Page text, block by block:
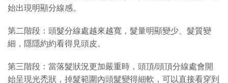
始出現明顯分線感。
第二階段：頭髮分線處越來越寬，髮量明顯變少、髮質變
細，隱隱約約看得見頭皮。
第三階段：當落髮狀況更加嚴重時，頭頂/頭頂分線處會開
始呈現光禿狀，掉髮範圍內頭髮變得細軟，可以直接看穿到